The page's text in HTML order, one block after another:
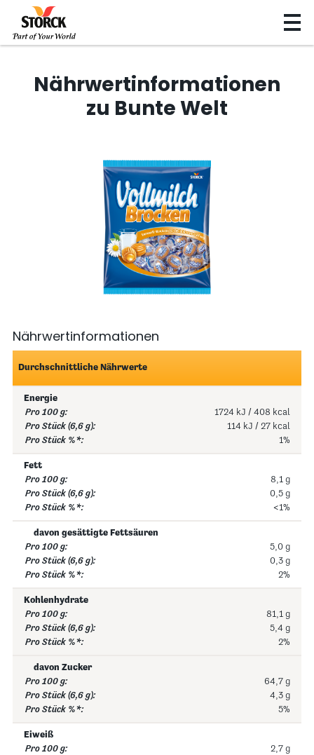
Nährwertinformationen
zu Bunte Welt
Nährwertinformationen
Durchschnittliche Nährwerte
Energie
1724 kJ / 408 kcal
114 kJ / 27 kcal
1%
Fett
8,1 g
0,5 g
<1%
davon gesättigte Fettsäuren
5,0 g
0,3 g
2%
Kohlenhydrate
81,1 g
5,4 g
2%
davon Zucker
64,7 g
4,3 g
5%
Eiweiß
2,7 g